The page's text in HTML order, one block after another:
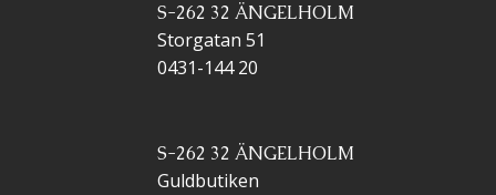
S-262 32 ÄNGELHOLM
Storgatan 51
0431-144 20
S-262 32 ÄNGELHOLM
Guldbutiken